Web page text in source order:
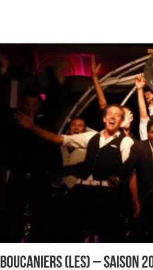
Boucaniers (les) – Saison